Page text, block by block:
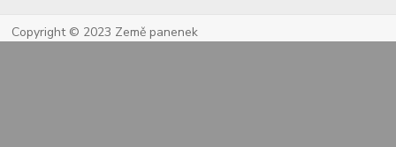
Copyright © 2023 Země panenek